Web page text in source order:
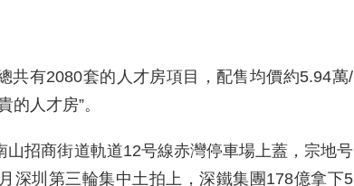
共有2080套的人才房項目，配售均價約5.94萬/
的人才房”。
山招商街道軌道12号線赤灣停車場上蓋，宗地号
深圳第三輪集中土拍上，深鐵集團178億拿下5